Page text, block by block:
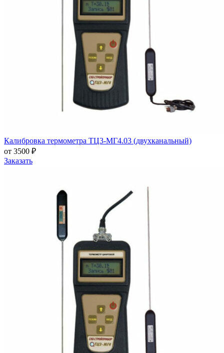
Калибровка термометра ТЦ3-МГ4.03 (двухканальный)
от 3500 ₽
Заказать